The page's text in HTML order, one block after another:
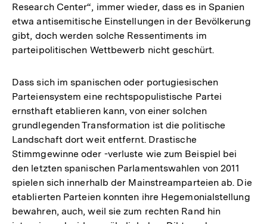
Research Center“, immer wieder, dass es in Spanien
etwa antisemitische Einstellungen in der Bevölkerung
gibt, doch werden solche Ressentiments im
parteipolitischen Wettbewerb nicht geschürt.
Dass sich im spanischen oder portugiesischen
Parteiensystem eine rechtspopulistische Partei
ernsthaft etablieren kann, von einer solchen
grundlegenden Transformation ist die politische
Landschaft dort weit entfernt. Drastische
Stimmgewinne oder -verluste wie zum Beispiel bei
den letzten spanischen Parlamentswahlen von 2011
spielen sich innerhalb der Mainstreamparteien ab. Die
etablierten Parteien konnten ihre Hegemonialstellung
bewahren, auch, weil sie zum rechten Rand hin